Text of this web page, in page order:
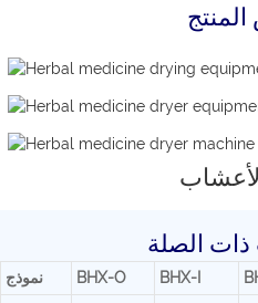
ذات الصلة
نموذج BHX-O BHX-I